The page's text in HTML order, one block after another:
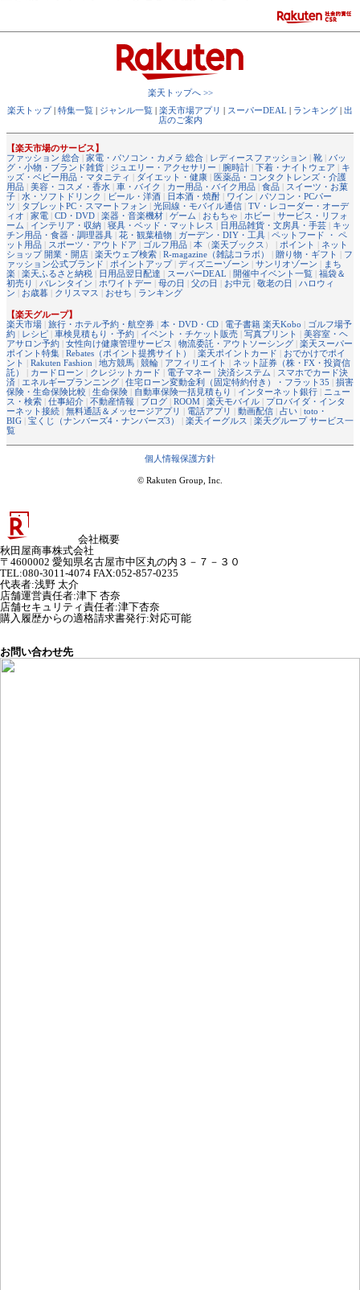
楽天トップへ >>
楽天トップ| 特集一覧 | ジャンル一覧 | 楽天市場アプリ | スーパーDEAL | ランキング | 出
店のご案内
【楽天市場のサービス】
ファッション 総合 | 家電・パソコン・カメラ 総合 | レディースファッション | 靴 | バッ
グ・小物・ブランド雑貨 | ジュエリー・アクセサリー | 腕時計 | 下着・ナイトウェア | キ
ッズ・ベビー用品・マタニティ | ダイエット・健康 | 医薬品・コンタクトレンズ・介護
用品 | 美容・コスメ・香水 | 車・バイク | カー用品・バイク用品 | 食品 | スイーツ・お菓
子 | 水・ソフトドリンク | ビール・洋酒 | 日本酒・焼酎 | ワイン | パソコン・PCパー
ツ | タブレットPC・スマートフォン | 光回線・モバイル通信 | TV・レコーダー・オーデ
ィオ | 家電 | CD・DVD | 楽器・音楽機材 | ゲーム | おもちゃ | ホビー | サービス・リフォ
ーム | インテリア・収納 | 寝具・ベッド・マットレス | 日用品雑貨・文房具・手芸 | キッ
チン用品・食器・調理器具 | 花・観葉植物 | ガーデン・DIY・工具 | ペットフード ・ ペ
ット用品 | スポーツ・アウトドア | ゴルフ用品 | 本 （楽天ブックス ） | ポイント | ネット
ショップ 開業・開店 | 楽天ウェブ検索 | R-magazine（雑誌コラボ） | 贈り物・ギフト | フ
ァッション公式ブランド | ポイントアップ| ディズニーゾーン | サンリオゾーン | まち
楽 | 楽天ふるさと納税 | 日用品翌日配達 | スーパーDEAL | 開催中イベント一覧 | 福袋＆
初売り | バレンタイン | ホワイトデー | 母の日 | 父の日 | お中元 | 敬老の日 | ハロウィ
ン | お歳暮 | クリスマス | おせち | ランキング
【楽天グループ】
楽天市場 | 旅行・ホテル予約・航空券 | 本・DVD・CD | 電子書籍 楽天Kobo | ゴルフ場予
約 | レシピ | 車検見積もり・予約 | イベント・チケット販売 | 写真プリント | 美容室・ヘ
アサロン予約 | 女性向け健康管理サービス | 物流委託・アウトソーシング | 楽天スーパー
ポイント特集 | Rebates（ポイント提携サイト） | 楽天ポイントカード | おでかけでポイ
ント | Rakuten Fashion | 地方競馬 | 競輪 | アフィリエイト | ネット証券（株・FX・投資信
託）
| カードローン | クレジットカード | 電子マネー | 決済システム | スマホでカード決
済 | エネルギープランニング | 住宅ローン変動金利（固定特約付き）・フラット35 | 損害
保険・生命保険比較 | 生命保険 | 自動車保険一括見積もり | インターネット銀行 | ニュー
ス・検索 | 仕事紹介 | 不動産情報 | ブログ | ROOM | 楽天モバイル | プロバイダ・インタ
ーネット接続 | 無料通話＆メッセージアプリ | 電話アプリ | 動画配信 | 占い | toto・
BIG | 宝くじ（ナンバーズ4・ナンバーズ3） | 楽天イーグルス | 楽天グループ サービス一
覧
個人情報保護方針
© Rakuten Group, Inc.
会社概要
秋田屋商事株式会社
〒4600002 愛知県名古屋市中区丸の内３－７－３０
TEL:080-3011-4074 FAX:052-857-0235
代表者:浅野 太介
店舗運営責任者:津下 杏奈
店舗セキュリティ責任者:津下杏奈
購入履歴からの適格請求書発行:対応可能
お問い合わせ先